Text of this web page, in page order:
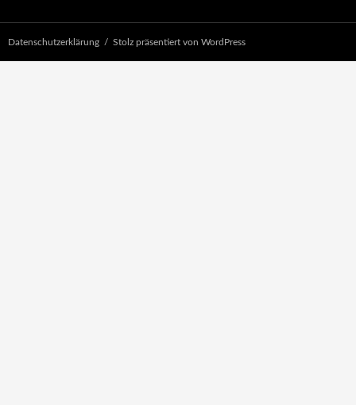
Datenschutzerklärung Stolz präsentiert von WordPress